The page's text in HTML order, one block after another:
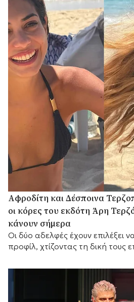
Αφροδίτη και Δέσποινα
οι κόρες του εκδότη Άρη
κάνουν σήμερα
Οι δύο αδελφές έχουν επιλέξει
προφίλ, χτίζοντας τη δική τους
πατέρα τους,